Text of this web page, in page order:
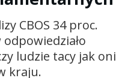
CBOS 34 proc.
ludzie tacy jak oni
kraju.